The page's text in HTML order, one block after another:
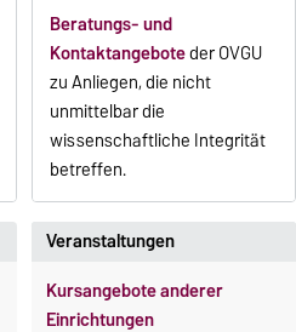
Beratungs- und
Kontaktangeboteder OVGU
zu Anliegen, die nicht
unmittelbar die
wissenschaftliche Integrität
betreffen.
Veranstaltungen
Kursangebote anderer
Einrichtungen